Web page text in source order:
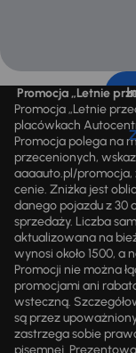
Promocja „Letnie
Promocja „Letnie
placówkach
Promocja polega na
przecenionych,
aaaauto.pl/
cenie. Zniżka jest
danego pojazdu z 30
sprzedaży. Liczba
aktualizowana na
wynosi około 1500,
Promocji nie można
promocjami ani
wsteczną.
są przez
zastrzega sobie
pisemnej.